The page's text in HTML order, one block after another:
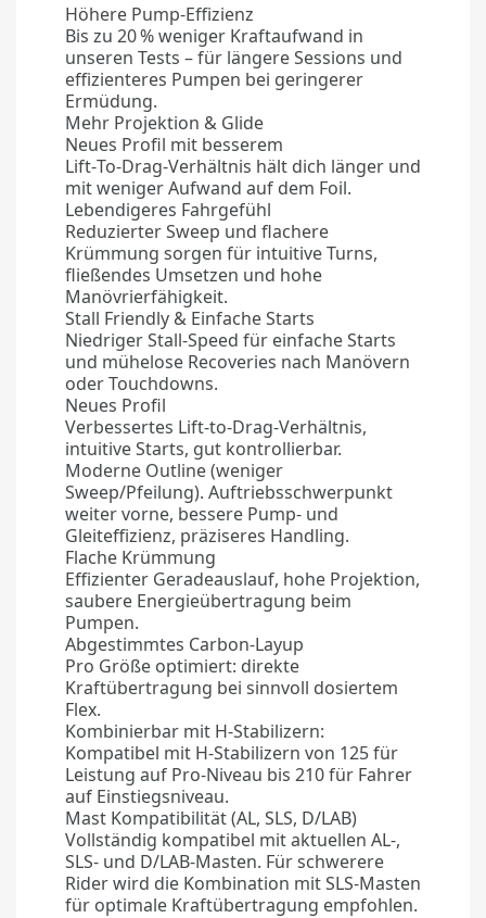
Höhere Pump‑Effizienz
Bis zu 20 % weniger Kraftaufwand in
unseren Tests – für längere Sessions und
effizienteres Pumpen bei geringerer
Ermüdung.
Mehr Projektion & Glide
Neues Profil mit besserem
Lift‑To‑Drag‑Verhältnis hält dich länger und
mit weniger Aufwand auf dem Foil.
Lebendigeres Fahrgefühl
Reduzierter Sweep und flachere
Krümmung sorgen für intuitive Turns,
fließendes Umsetzen und hohe
Manövrierfähigkeit.
Stall Friendly & Einfache Starts
Niedriger Stall‑Speed für einfache Starts
und mühelose Recoveries nach Manövern
oder Touchdowns.
Neues Profil
Verbessertes Lift‑to‑Drag‑Verhältnis,
intuitive Starts, gut kontrollierbar.
Moderne Outline (weniger
Sweep/Pfeilung). Auftriebsschwerpunkt
weiter vorne, bessere Pump- und
Gleiteffizienz, präziseres Handling.
Flache Krümmung
Effizienter Geradeauslauf, hohe Projektion,
saubere Energieübertragung beim
Pumpen.
Abgestimmtes Carbon‑Layup
Pro Größe optimiert: direkte
Kraftübertragung bei sinnvoll dosiertem
Flex.
Kombinierbar mit H‑Stabilizern:
Kompatibel mit H‑Stabilizern von 125 für
Leistung auf Pro‑Niveau bis 210 für Fahrer
auf Einstiegsniveau.
Mast Kompatibilität (AL, SLS, D/LAB)
Vollständig kompatibel mit aktuellen AL-,
SLS- und D/LAB-Masten. Für schwerere
Rider wird die Kombination mit SLS-Masten
für optimale Kraftübertragung empfohlen.